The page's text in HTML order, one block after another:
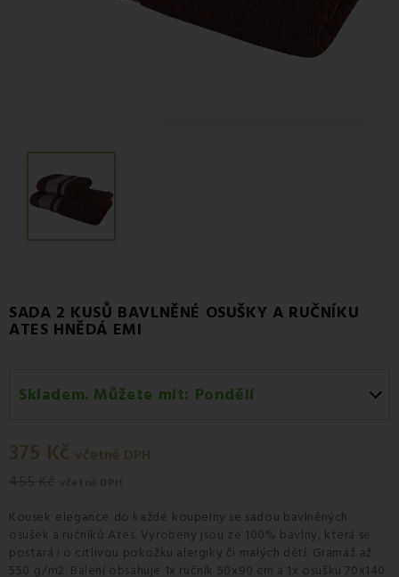
SADA 2 KUSŮ BAVLNĚNÉ OSUŠKY A RUČNÍKU
ATES HNĚDÁ EMI
Skladem. Můžete mít: Pondělí
Zásilkovna.
375 Kč včetně DPH
Kousek elegance do každé koupelny se sadou bavlněných
osušek a ručníků Ates Vyrobeny jsou ze 100% bavlny, která se
postará i o citlivou pokožku alergiky či malých dětí. Gramáž až
550 g/m2 Balení obsahuje 1x ručník 50x90 cm a 1x osušku 70x140